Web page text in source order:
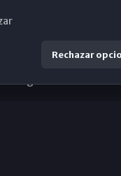
Málaga
Rechazar